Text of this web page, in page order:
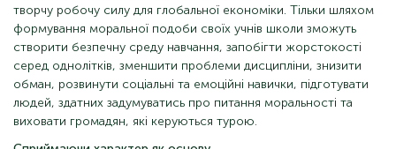
творчу робочу силу для глобальної економіки. Тільки шляхом
формування моральної подоби своїх учнів школи зможуть
створити безпечну среду навчання, запобігти жорстокості
серед однолітків, зменшити проблеми дисципліни, знизити
обман, розвинути соціальні та емоційні навички, підготувати
людей, здатних задумуватись про питання моральності та
виховати громадян, які керуються турою.